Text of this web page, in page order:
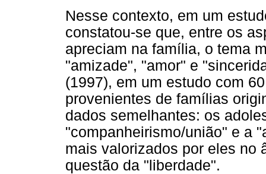
Nesse contexto, em um
constatou-se que, entre os
apreciam na família, o tema
"amizade", "amor" e
(1997), em um estudo com
provenientes de famílias
dados semelhantes: os
"companheirismo/união" e a
mais valorizados por eles no
questão da "liberdade".